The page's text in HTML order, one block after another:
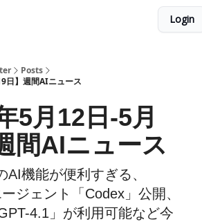
Login
Posts
日】週間AIニュース
5月12日-5月
間AIニュース
AI機能が便利すぎる、
ジェント「Codex」公開、
4.1」が利用可能など今